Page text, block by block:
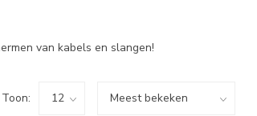
van kabels en slangen!
Toon: